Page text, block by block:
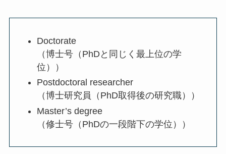
Doctorate
（博士号（PhDと同じく最上位の学
位））
Postdoctoral researcher
（博士研究員（PhD取得後の研究職））
Master’s degree
（修士号（PhDの一段階下の学位））